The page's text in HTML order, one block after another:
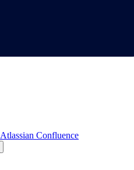
Atlassian Confluence